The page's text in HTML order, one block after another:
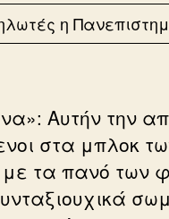
η
Αυτήν την
στα μπλοκ
τα πανό των